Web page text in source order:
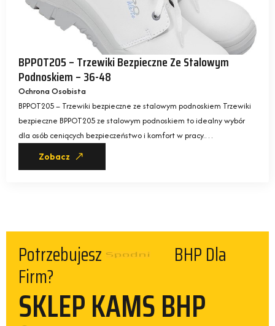
BPPOT205 – Trzewiki Bezpieczne Ze Stalowym
Podnoskiem – 36-48
Ochrona Osobista
BPPOT205 – Trzewiki bezpieczne ze stalowym podnoskiem Trzewiki
bezpieczne BPPOT205 ze stalowym podnoskiem to idealny wybór
dla osób ceniących bezpieczeństwo i komfort w pracy.…
Zobacz
PotrzebujeszSpodni BHP Dla Firm?
SKLEP KAMS BHP
ul. Pilotów 33, Kraków, 31-462
sklep@kams.com.pl